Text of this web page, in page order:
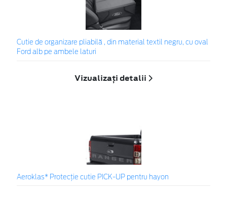
Cutie de organizare pliabilă , din material textil negru, cu oval
Ford alb pe ambele laturi
Vizualizați detalii
Aeroklas* Protecţie cutie PICK-UP pentru hayon